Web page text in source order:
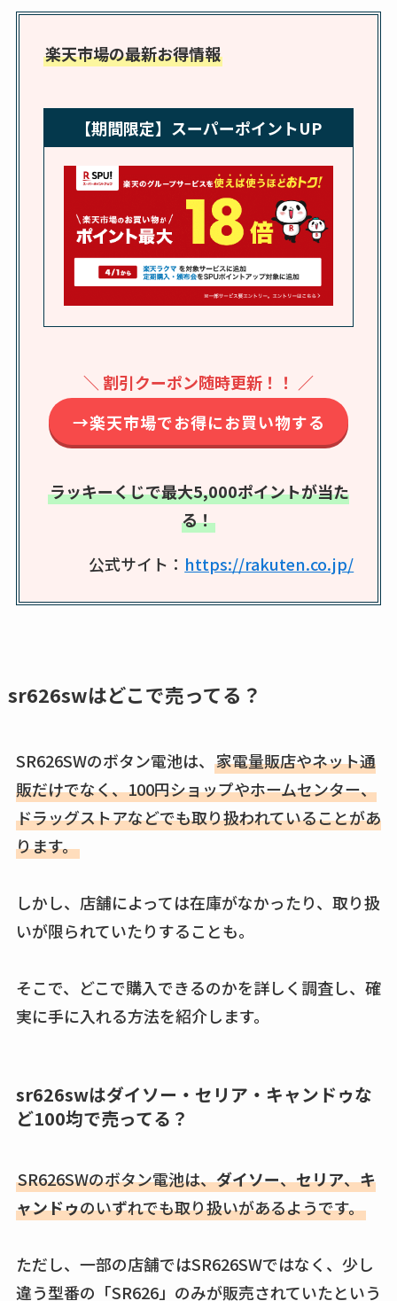
アクアテクトゲルが
こ？楽天・amazonで
れの口コミも調査
しまむら布団セット
の料金は？セール・
半額になるのはい
つ？激安販売店・通
販も調査
karseellはどこで売っ
売店も調査
エッセンシャルフラ
ットが廃盤？なぜ？
売ってない？どこで
売ってるか・代替品
など解説
ビタクラフトのウル
キーピング販売終了
ない？売ってる場所
は？代わりの代用品
も調査
てる？薬局やイオン
は？おすすめや効果
楽天市場の最新お得情報
【期間限定】スーパーポイントUP
＼ 割引クーポン随時更新！！ ／
→楽天市場でお得にお買い物する
ラッキーくじで最大5,000ポイントが当た
る！
公式サイト： https://rakuten.co.jp/
sr626swはどこで売ってる？
SR626SWのボタン電池は、 家電量販店やネット通
販だけでなく、100円ショップやホームセンター、
ドラッグストアなどでも取り扱われていることがあ
ります。
しかし、店舗によっては在庫がなかったり、取り扱
いが限られていたりすることも。
そこで、どこで購入できるのかを詳しく調査し、確
実に手に入れる方法を紹介します。
sr626swはダイソー・セリア・キャンドゥな
ど100均で売ってる？
SR626SWのボタン電池は、ダイソー、セリア、キ
ャンドゥのいずれでも取り扱いがあるようです。
ただし、一部の店舗ではSR626SWではなく、少し
違う型番の「SR626」のみが販売されていたという